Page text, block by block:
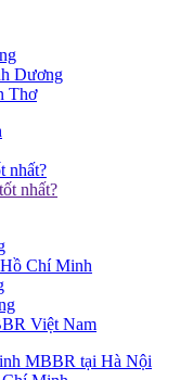
Dương
Thơ
nhất?
nhất?
Chí Minh
Việt Nam
MBBR tại Hà Nội